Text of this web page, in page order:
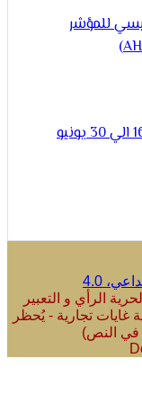
حرف حق | العدد 85 عن الفترة من 16 الي 30 يونيو
و التعبير
- يُحظر